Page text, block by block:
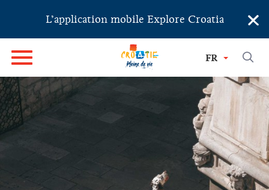
L’application mobile Explore Croatia ×
FR